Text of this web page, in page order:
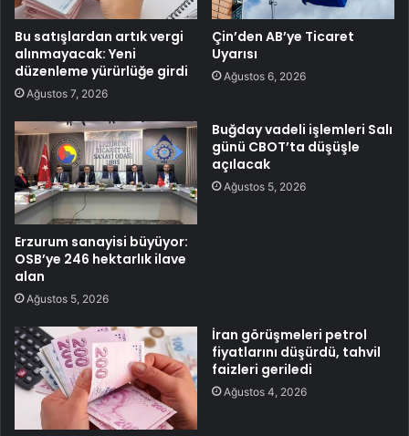
Bu satışlardan artık vergi
alınmayacak: Yeni
düzenleme yürürlüğe girdi
Ağustos 7, 2026
Çin’den AB’ye Ticaret
Uyarısı
Ağustos 6, 2026
Erzurum sanayisi büyüyor:
OSB’ye 246 hektarlık ilave
alan
Ağustos 5, 2026
Buğday vadeli işlemleri Salı
günü CBOT’ta düşüşle
açılacak
Ağustos 5, 2026
İran görüşmeleri petrol
fiyatlarını düşürdü, tahvil
faizleri geriledi
Ağustos 4, 2026